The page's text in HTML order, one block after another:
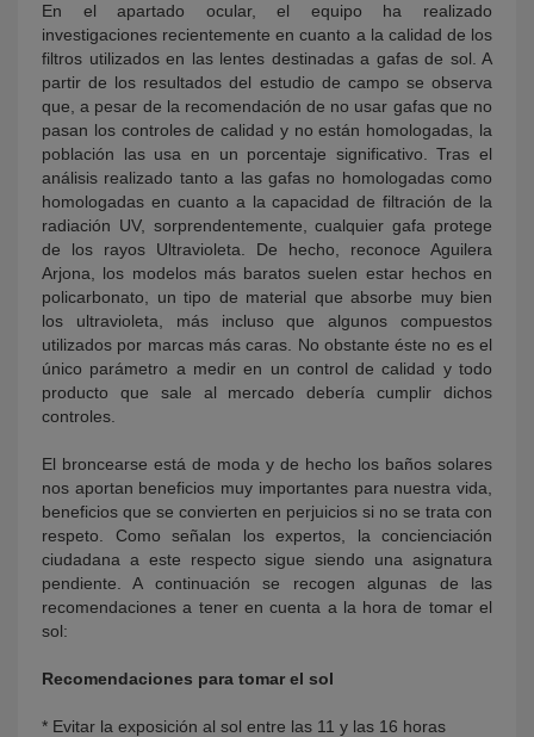
En el apartado ocular, el equipo ha realizado
investigaciones recientemente en cuanto a la calidad de los
filtros utilizados en las lentes destinadas a gafas de sol. A
partir de los resultados del estudio de campo se observa
que, a pesar de la recomendación de no usar gafas que no
pasan los controles de calidad y no están homologadas, la
población las usa en un porcentaje significativo. Tras el
análisis realizado tanto a las gafas no homologadas como
homologadas en cuanto a la capacidad de filtración de la
radiación UV, sorprendentemente, cualquier gafa protege
de los rayos Ultravioleta. De hecho, reconoce Aguilera
Arjona, los modelos más baratos suelen estar hechos en
policarbonato, un tipo de material que absorbe muy bien
los ultravioleta, más incluso que algunos compuestos
utilizados por marcas más caras. No obstante éste no es el
único parámetro a medir en un control de calidad y todo
producto que sale al mercado debería cumplir dichos
controles.
El broncearse está de moda y de hecho los baños solares
nos aportan beneficios muy importantes para nuestra vida,
beneficios que se convierten en perjuicios si no se trata con
respeto. Como señalan los expertos, la concienciación
ciudadana a este respecto sigue siendo una asignatura
pendiente. A continuación se recogen algunas de las
recomendaciones a tener en cuenta a la hora de tomar el
sol:
Recomendaciones para tomar el sol
* Evitar la exposición al sol entre las 11 y las 16 horas